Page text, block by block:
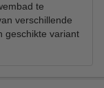
te
verschillende
geschikte variant